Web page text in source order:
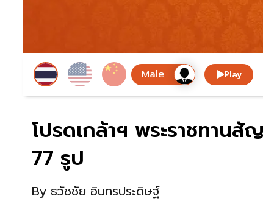
Play
โปรดเกล้าฯ พระราชทา
77 รูป
By ธวัชชัย อินทรประดิษฐ์